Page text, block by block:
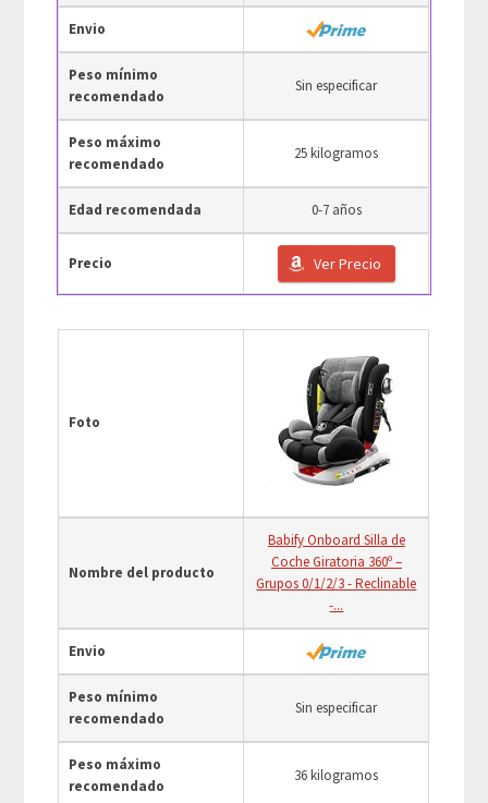
Envio
Peso mínimo
recomendado
Sin especificar
Peso máximo
recomendado
25 kilogramos
Edad recomendada 0-7 años
Precio Ver Precio
Foto
Nombre del producto
Babify Onboard Silla de
Coche Giratoria 360º –
Grupos 0/1/2/3 - Reclinable
-...
Envio
Peso mínimo
recomendado
Sin especificar
Peso máximo
recomendado
36 kilogramos